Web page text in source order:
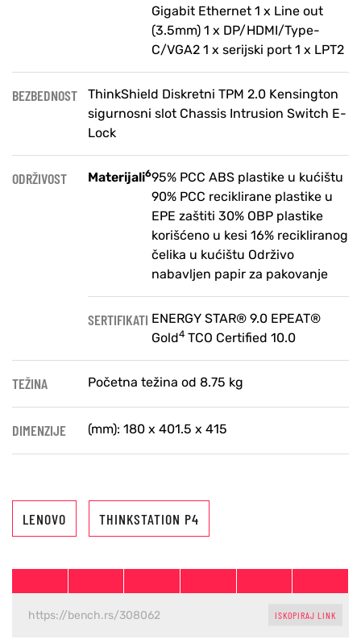
Gigabit Ethernet 1 x Line out
(3.5mm) 1 x DP/HDMI/Type-
C/VGA2 1 x serijski port 1 x LPT2
BEZBEDNOST
ThinkShield Diskretni TPM 2.0 Kensington
sigurnosni slot Chassis Intrusion Switch E-
Lock
ODRŽIVOST Materijali695% PCC ABS plastike u kućištu
90% PCC reciklirane plastike u
EPE zaštiti 30% OBP plastike
korišćeno u kesi 16% recikliranog
čelika u kućištu Održivo
nabavljen papir za pakovanje
SERTIFIKATI ENERGY STAR® 9.0 EPEAT®
Gold4 TCO Certified 10.0
TEŽINA Početna težina od 8.75 kg
DIMENZIJE (mm): 180 x 401.5 x 415
LENOVO THINKSTATION P4
ISKOPIRAJ LINK